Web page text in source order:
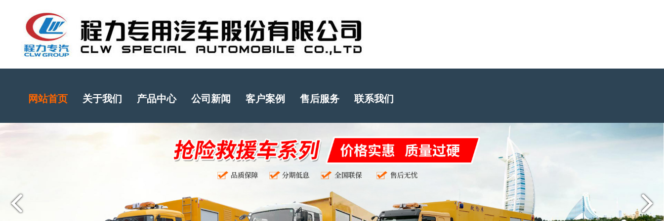
网站首页 关于我们 产品中心 公司新闻 客户案例 售后服务 联系我们